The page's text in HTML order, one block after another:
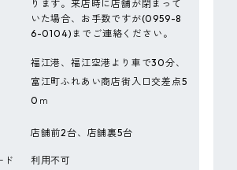
ります。来店時に店舗が閉まって
いた場合、お手数ですが(0959-8
6-0104)までご連絡ください。
福江港、福江空港より車で30分、
富江町ふれあい商店街入口交差点5
0ｍ
店舗前2台、店舗裏5台
ド 利用不可